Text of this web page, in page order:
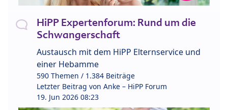
HiPP Expertenforum: Rund um die
Schwangerschaft
Austausch mit dem HiPP Elternservice und
einer Hebamme
590 Themen / 1.384 Beiträge
Letzter Beitrag von Anke – HiPP Forum
19. Jun 2026 08:23